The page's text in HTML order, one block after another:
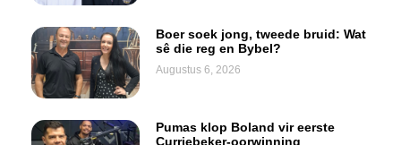
Boer soek jong, tweede bruid: Wat
sê die reg en Bybel?
Augustus 6, 2026
Pumas klop Boland vir eerste
Curriebeker-oorwinning